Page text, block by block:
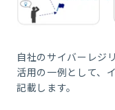
自社のサイバーレジ
活用の一例として、
記載します。